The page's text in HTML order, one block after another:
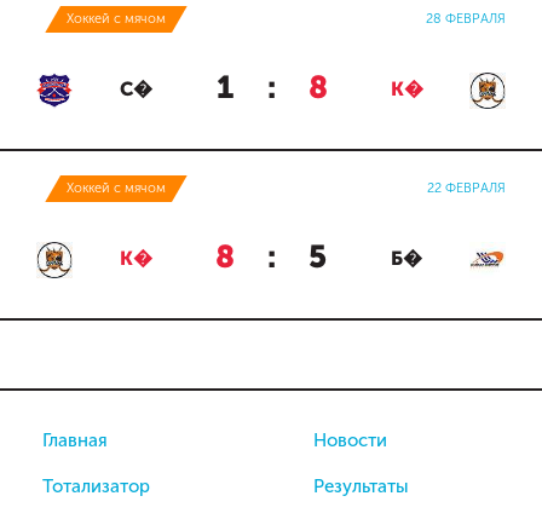
Хоккей с мячом 28 ФЕВРАЛЯ
С� 1 : 8 К�
Хоккей с мячом 22 ФЕВРАЛЯ
К� 8 : 5 Б�
Главная
Тотализатор
Новости
Результаты